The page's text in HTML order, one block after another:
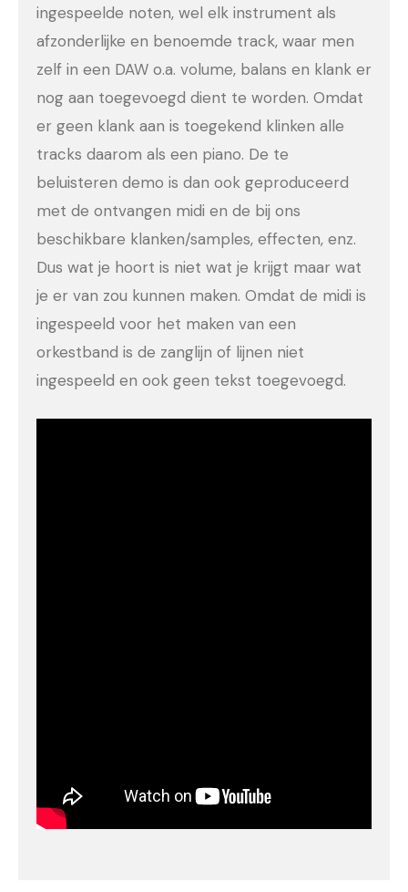
ingespeelde noten, wel elk instrument als
afzonderlijke en benoemde track, waar men
zelf in een DAW o.a. volume, balans en klank er
nog aan toegevoegd dient te worden. Omdat
er geen klank aan is toegekend klinken alle
tracks daarom als een piano. De te
beluisteren demo is dan ook geproduceerd
met de ontvangen midi en de bij ons
beschikbare klanken/samples, effecten, enz.
Dus wat je hoort is niet wat je krijgt maar wat
je er van zou kunnen maken. Omdat de midi is
ingespeeld voor het maken van een
orkestband is de zanglijn of lijnen niet
ingespeeld en ook geen tekst toegevoegd.